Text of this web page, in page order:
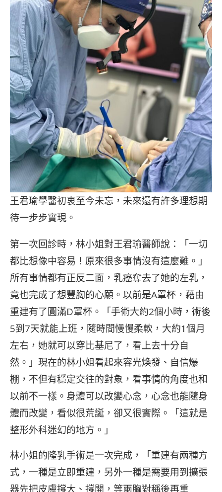
王君瑜學醫初衷至今未忘，未來還有許多理想期
待一步步實現。
第一次回診時，林小姐對王君瑜醫師說：「一切
都比想像中容易！原來很多事情沒有這麼難。」
所有事情都有正反二面，乳癌奪去了她的左乳，
竟也完成了想豐胸的心願。以前是A罩杯，藉由
重建有了圓滿D罩杯。「手術大約2個小時，術後
5到7天就能上班，隨時間慢慢柔軟，大約1個月
左右，她就可以穿比基尼了，看上去十分自
然。」現在的林小姐看起來容光煥發、自信爆
棚，不但有穩定交往的對象，看事情的角度也和
以前不一樣。身體可以改變心念，心念也能隨身
體而改變，看似很荒誕，卻又很實際。「這就是
整形外科迷幻的地方。」
林小姐的隆乳手術是一次完成，「重建有兩種方
式，一種是立即重建，另外一種是需要用到擴張
器先把皮膚撐大、撐開，等兩胸對稱後再重